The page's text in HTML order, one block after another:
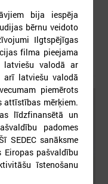
ar “U-LEAD with
pieteikšanos
tiltu sadarbības
bija iespēja
bērnu veidoto
Ilgtspējīgas
filma pieejama
valodā ar
latviešu valodā
piemērots
attīstības mērķiem.
līdzfinansētā un
padomes
SEDEC sanāksme
pašvaldību
īstenošanu